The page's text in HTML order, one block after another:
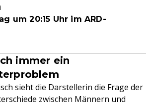
um 20:15 Uhr im ARD-
immer ein
sieht die Darstellerin die Frage der
zwischen Männern und